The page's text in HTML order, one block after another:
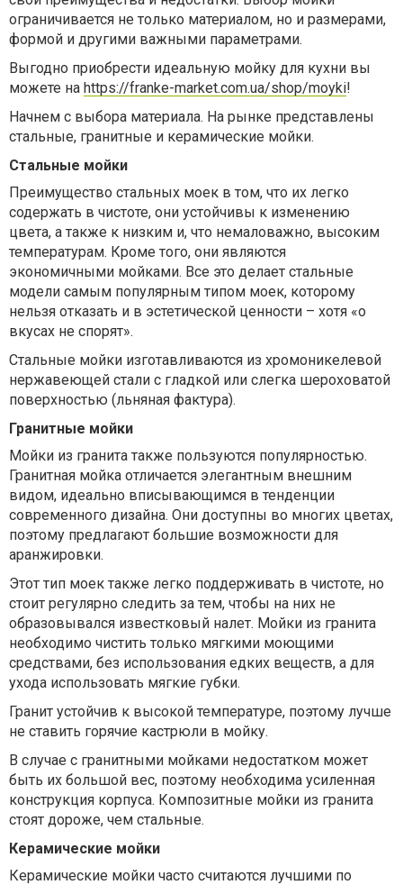
ограничивается не только материалом, но и размерами,
формой и другими важными параметрами.
Выгодно приобрести идеальную мойку для кухни вы
можете на https://franke-market.com.ua/shop/moyki!
Начнем с выбора материала. На рынке представлены
стальные, гранитные и керамические мойки.
Стальные мойки
Преимущество стальных моек в том, что их легко
содержать в чистоте, они устойчивы к изменению
цвета, а также к низким и, что немаловажно, высоким
температурам. Кроме того, они являются
экономичными мойками. Все это делает стальные
модели самым популярным типом моек, которому
нельзя отказать и в эстетической ценности – хотя «о
вкусах не спорят».
Стальные мойки изготавливаются из хромоникелевой
нержавеющей стали с гладкой или слегка шероховатой
поверхностью (льняная фактура).
Гранитные мойки
Мойки из гранита также пользуются популярностью.
Гранитная мойка отличается элегантным внешним
видом, идеально вписывающимся в тенденции
современного дизайна. Они доступны во многих цветах,
поэтому предлагают большие возможности для
аранжировки.
Этот тип моек также легко поддерживать в чистоте, но
стоит регулярно следить за тем, чтобы на них не
образовывался известковый налет. Мойки из гранита
необходимо чистить только мягкими моющими
средствами, без использования едких веществ, а для
ухода использовать мягкие губки.
Гранит устойчив к высокой температуре, поэтому лучше
не ставить горячие кастрюли в мойку.
В случае с гранитными мойками недостатком может
быть их большой вес, поэтому необходима усиленная
конструкция корпуса. Композитные мойки из гранита
стоят дороже, чем стальные.
Керамические мойки
Керамические мойки часто считаются лучшими по